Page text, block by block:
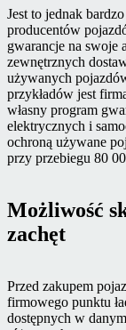
Jest to jednak
producentów
gwarancje na swoje
zewnętrznych
używanych
przykładów jest
własny program
elektrycznych i
ochroną używane
przy przebiegu 80
Możliwość
zachęt
Przed zakupem
firmowego punktu
dostępnych w